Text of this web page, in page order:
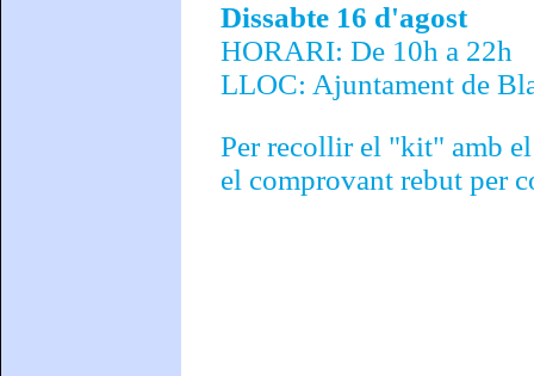
Dissabte 16 d'agost
HORARI: De 10h a 22h
LLOC: Ajuntament de
Per recollir el "kit" amb
el comprovant rebut per